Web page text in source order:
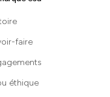
faire
éthique